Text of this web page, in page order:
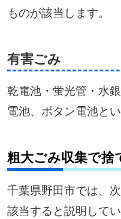
ものが該当します。
有害ごみ
乾電池・蛍光管・水
電池、ボタン電池と
粗大ごみ収集で捨
千葉県野田市では、
該当すると説明してい